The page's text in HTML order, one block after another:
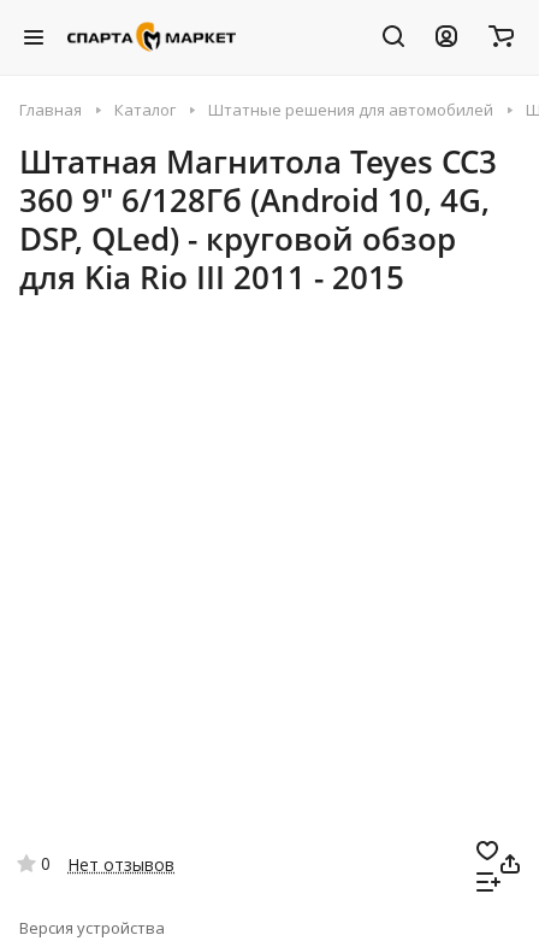
Главная Каталог Штатные решения для автомобилей
Штатная Магнитола Teyes CC3
360 9" 6/128Гб (Android 10, 4G,
DSP, QLed) - круговой обзор
для Kia Rio III 2011 - 2015
0 Нет отзывов
Версия устройства